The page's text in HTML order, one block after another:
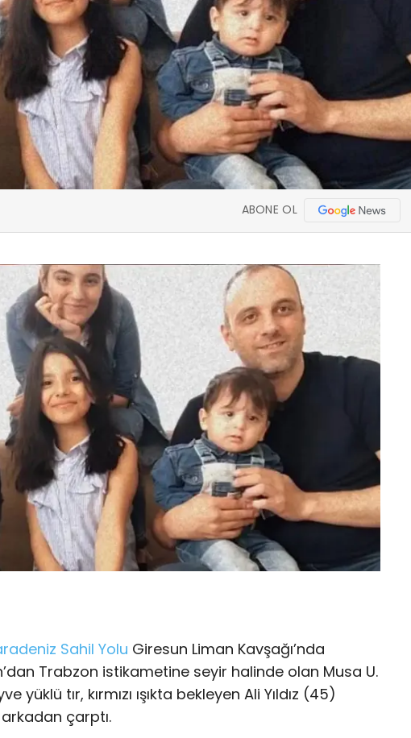
ABONE OL
Sahil Yolu Giresun Liman Kavşağı’nda
Trabzon istikametine seyir halinde olan Musa U.
tır, kırmızı ışıkta bekleyen Ali Yıldız (45)
çarptı.